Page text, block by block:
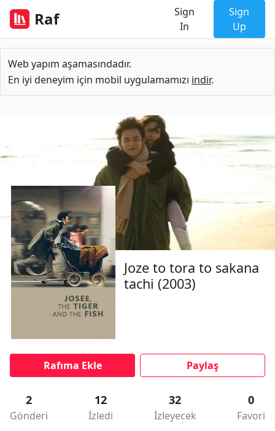
Raf
Sign
In
Sign
Up
Web yapım aşamasındadır.
En iyi deneyim için mobil uygulamamızı indir.
Joze to tora to sakana
tachi (2003)
Rafıma Ekle Paylaş
2
Gönderi
12
İzledi
32
İzleyecek
0
Favori